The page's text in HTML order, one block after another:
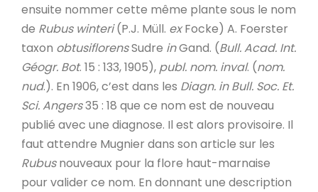
ensuite nommer cette même plante sous le nom
de Rubus winteri(P.J. Müll. exFocke) A. Foerster
taxon obtusiflorensSudre inGand. (Bull. Acad. Int.
Géogr. Bot. 15 : 133, 1905), publ. nom. inval. (nom.
nud.). En 1906, c’est dans les Diagn. in Bull. Soc. Et.
Sci. Angers35 : 18 que ce nom est de nouveau
publié avec une diagnose. Il est alors provisoire. Il
faut attendre Mugnier dans son article sur les
Rubusnouveaux pour la flore haut-marnaise
pour valider ce nom. En donnant une description